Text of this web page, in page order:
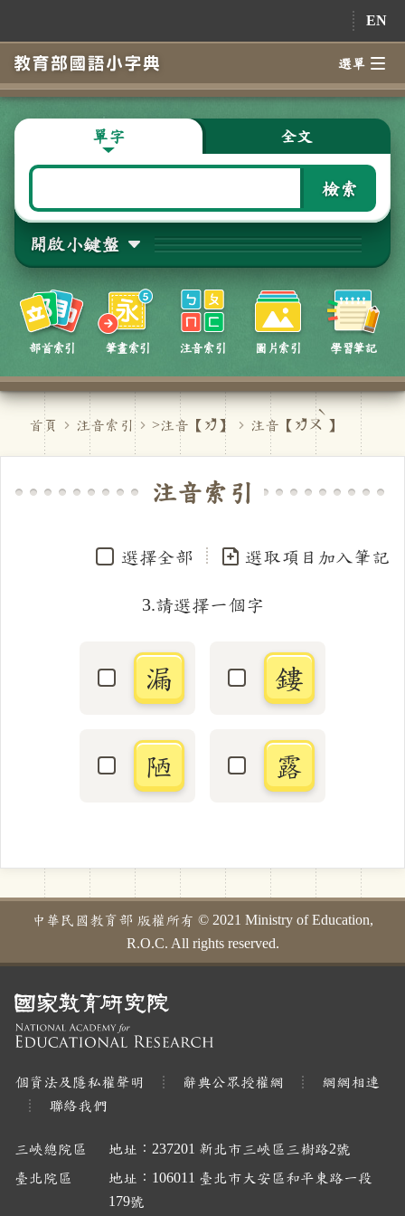
EN
選單
單字 全文
檢索
開啟小鍵盤
部首索引 筆畫索引 注音索引 圖片索引 學習筆記
首頁 注音索引 >注音【 ㄌ】 注音【 ㄌㄡˋ 】
注音索引
選擇全部 選取項目加入筆記
3.請選擇一個字
選取「漏」字
漏 選取「鏤」字
鏤
選取「陋」字
陋 選取「露」字
露
中華民國教育部 版權所有 © 2021 Ministry of Education,
R.O.C. All rights reserved.
個資法及隱私權聲明 辭典公眾授權網
網網相連
聯絡我們
三峽總院區
地址：237201 新北市三峽區三樹路2號
臺北院區
地址：106011 臺北市大安區和平東路一段
179號